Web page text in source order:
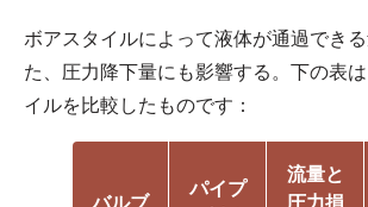
ボアスタイルによって液体が通過でき
た、圧力降下量にも影響する。下の表
イルを比較したものです：
バルブ
パイプ
流量と
圧力損